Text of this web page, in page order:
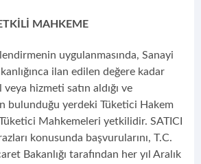
MAHKEME
uygulanmasında, Sanayi
ilan edilen değere kadar
veya hizmeti satın aldığı ve
bulunduğu yerdeki Tüketici Hakem
Mahkemeleri yetkilidir. SATICI
konusunda başvurularını, T.C.
Bakanlığı tarafından her yıl Aralık